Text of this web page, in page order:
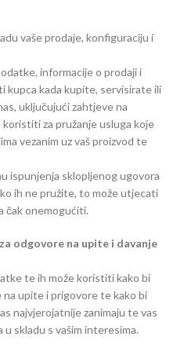
vaše prodaje, konfiguraciju i
informacije o prodaji i
kupca kada kupite, servisirate ili
uključujući zahtjeve na
za pružanje usluga koje
vezanim uz vaš proizvod te
ispunjenja sklopljenog ugovora
ih ne pružite, to može utjecati
čak onemogućiti.
odgovore na upite i davanje
te ih može koristiti kako bi
na upite i prigovore te kako bi
najvjerojatnije zanimaju te vas
skladu s vašim interesima.